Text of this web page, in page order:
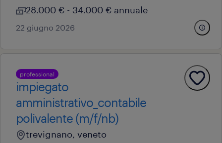
28.000 € - 34.000 € annuale
22 giugno 2026
professional
impiegato
amministrativo_contabile
polivalente (m/f/nb)
trevignano, veneto